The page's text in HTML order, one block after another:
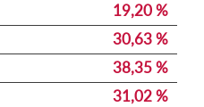
19,20 %
30,63 %
38,35 %
31,02 %